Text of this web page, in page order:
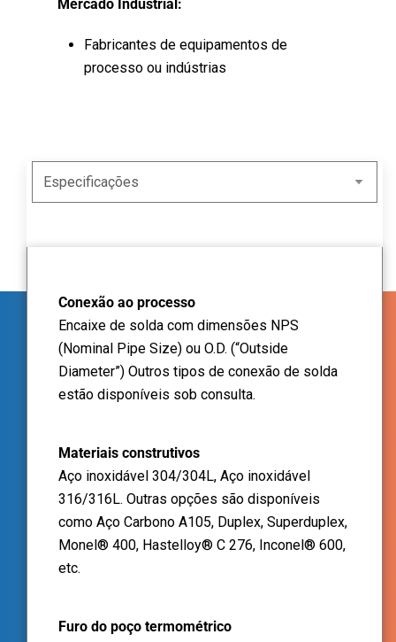
Mercado Industrial:
Fabricantes de equipamentos de
processo ou indústrias
Conexão ao processo
Encaixe de solda com dimensões NPS
(Nominal Pipe Size) ou O.D. (“Outside
Diameter”) Outros tipos de conexão de solda
estão disponíveis sob consulta.
Materiais construtivos
Aço inoxidável 304/304L, Aço inoxidável
316/316L. Outras opções são disponíveis
como Aço Carbono A105, Duplex, Superduplex,
Monel® 400, Hastelloy® C 276, Inconel® 600,
etc.
Furo do poço termométrico